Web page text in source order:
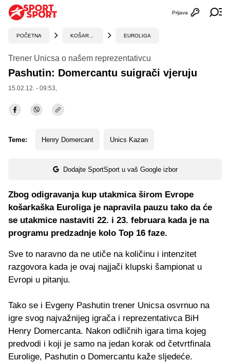
Otvori
Prijava
POČETNA EUROLIGA
Trener Unicsa o našem reprezentativcu
Pashutin: Domercantu suigrači vjeruju
15.02.12. - 09:53,
Teme: Henry Domercant Unics Kazan
Dodajte SportSport u vaš Google izbor
Zbog odigravanja kup utakmica širom Evrope
košarkaška Euroliga je napravila pauzu tako da će
se utakmice nastaviti 22. i 23. februara kada je na
programu predzadnje kolo Top 16 faze.
Sve to naravno da ne utiče na količinu i intenzitet
razgovora kada je ovaj najjači klupski šampionat u
Evropi u pitanju.
Tako se i Evgeny Pashutin trener Unicsa osvrnuo na
igre svog najvažnijeg igrača i reprezentativca BiH
Henry Domercanta. Nakon odličnih igara tima kojeg
predvodi i koji je samo na jedan korak od četvrtfinala
Eurolige, Pashutin o Domercantu kaže sljedeće.